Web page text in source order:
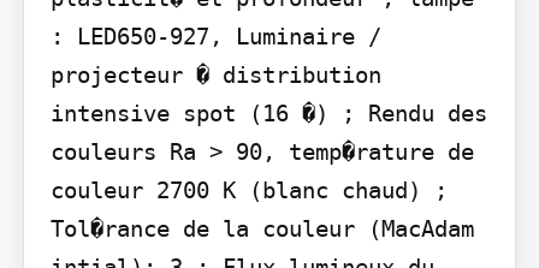
: LED650-927, Luminaire /
projecteur � distribution
intensive spot (16 �) ; Rendu des
couleurs Ra > 90, temp�rature de
couleur 2700 K (blanc chaud) ;
Tol�rance de la couleur (MacAdam